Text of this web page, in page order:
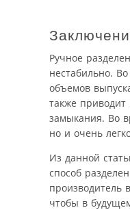
Ручное
нестабильно.
объемов
также
замыкания. Во
но и очень
Из данной
способ
производитель
чтобы в